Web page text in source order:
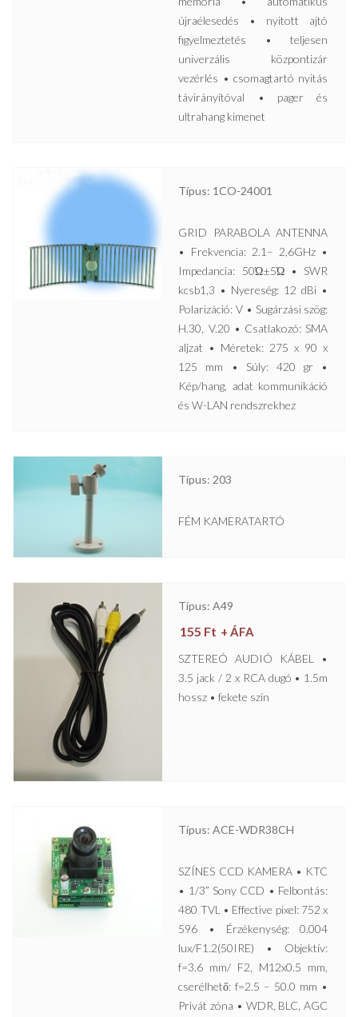
újraélesedés • nyitott ajtó
figyelmeztetés • teljesen
univerzális központizár
vezérlés • csomagtartó nyitás
távirányítóval • pager és
ultrahang kimenet
Típus: 1CO-24001
GRID PARABOLA ANTENNA
• Frekvencia: 2.1– 2,6GHz •
Impedancia: 50Ώ±5Ώ • SWR
kcsb1,3 • Nyereség: 12 dBi •
Polarizáció: V • Sugárzási szög:
H.30, V.20 • Csatlakozó: SMA
aljzat • Méretek: 275 x 90 x
125 mm • Súly: 420 gr •
Kép/hang, adat kommunikáció
és W-LAN rendszrekhez
Típus: 203
FÉM KAMERATARTÓ
Típus: A49
155 Ft + ÁFA
SZTEREÓ AUDIÓ KÁBEL •
3.5 jack / 2 x RCA dugó • 1.5m
hossz • fekete szín
Típus: ACE-WDR38CH
SZÍNES CCD KAMERA • KTC
• 1/3” Sony CCD • Felbontás:
480 TVL • Effective pixel: 752 x
596 • Érzékenység: 0.004
lux/F1.2(50IRE) • Objektív:
f=3.6 mm/ F2, M12x0.5 mm,
cserélhető: f=2.5 – 50.0 mm •
Privát zóna • WDR, BLC, AGC